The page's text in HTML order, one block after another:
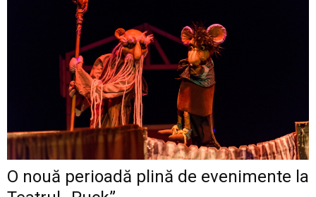
O nouă perioadă plină de evenimente la